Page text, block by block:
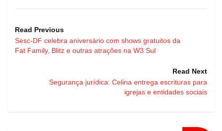
Read Previous
Sesc-DF celebra aniversário com shows gratuitos da
Fat Family, Blitz e outras atrações na W3 Sul
Read Next
Segurança jurídica: Celina entrega escrituras para
igrejas e entidades sociais